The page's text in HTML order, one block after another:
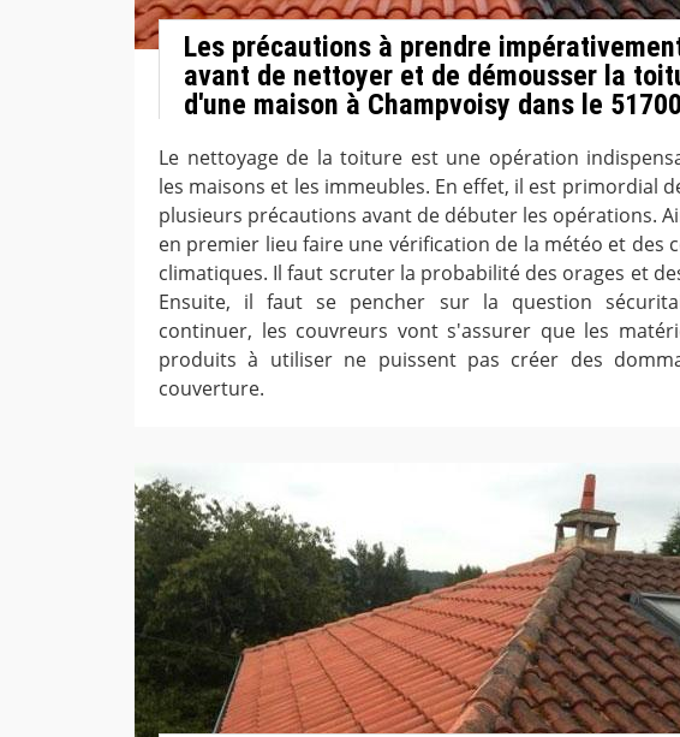
Les précautions à prendre
avant de nettoyer et de démousser la
d'une maison à Champvoisy dans le 51700
Le nettoyage de la toiture est une opération
les maisons et les immeubles. En effet, il est primordial
plusieurs précautions avant de débuter les opérations.
en premier lieu faire une vérification de la météo et des
climatiques. Il faut scruter la probabilité des orages et
Ensuite, il faut se pencher sur la question
continuer, les couvreurs vont s'assurer que les
produits à utiliser ne puissent pas créer des
couverture.